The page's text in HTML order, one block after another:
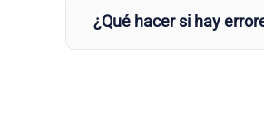
¿Qué hacer si hay